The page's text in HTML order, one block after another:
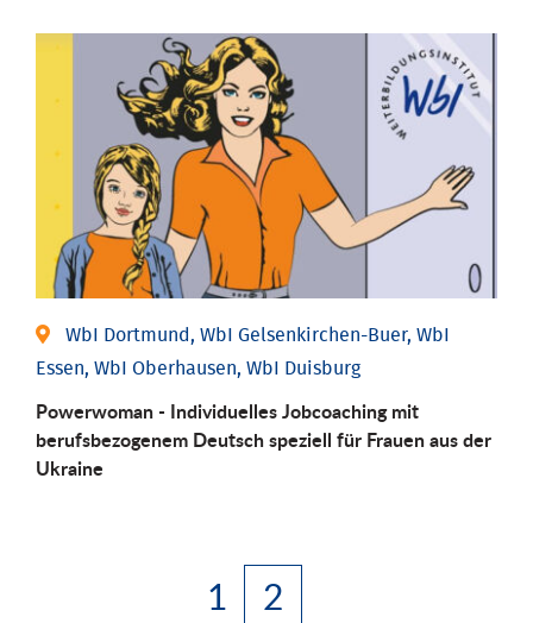
WbI Dortmund, WbI Gelsenkirchen-Buer, WbI
Essen, WbI Oberhausen, WbI Duisburg
Powerwoman - Individuelles Jobcoaching mit
berufsbezogenem Deutsch speziell für Frauen aus der
Ukraine
1 2